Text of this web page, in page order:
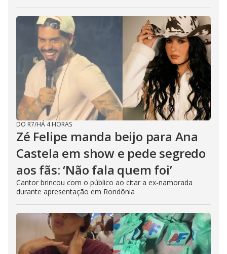
DO R7/HÁ 4 HORAS
Zé Felipe manda beijo para Ana
Castela em show e pede segredo
aos fãs: ‘Não fala quem foi’
Cantor brincou com o público ao citar a ex-namorada
durante apresentação em Rondônia